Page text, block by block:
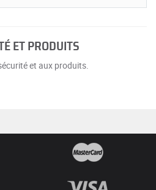
ET PRODUITS
et aux produits.